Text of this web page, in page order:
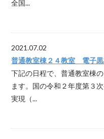
全国...
2021.07.02
普通教室棟２４教室 電子
下記の日程で、普通教室棟
ます。国の令和２年度第３
実現（...